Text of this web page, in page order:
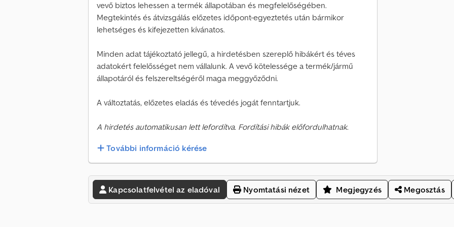
vevő biztos lehessen a termék állapotában és megfelelőségében.
Megtekintés és átvizsgálás előzetes időpont-egyeztetés után bármikor
lehetséges és kifejezetten kívánatos.
Minden adat tájékoztató jellegű, a hirdetésben szereplő hibákért és téves
adatokért felelősséget nem vállalunk. A vevő kötelessége a termék/jármű
állapotáról és felszereltségéről maga meggyőződni.
A változtatás, előzetes eladás és tévedés jogát fenntartjuk.
A hirdetés automatikusan lett lefordítva. Fordítási hibák előfordulhatnak.
További információ kérése
Kapcsolatfelvétel az eladóval Nyomtatási nézet Megjegyzés Megosztás